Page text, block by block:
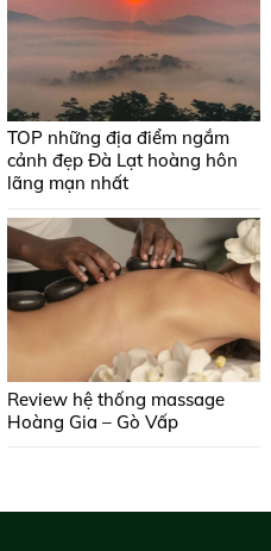
TOP những địa điểm ngắm
cảnh đẹp Đà Lạt hoàng hôn
lãng mạn nhất
Review hệ thống massage
Hoàng Gia – Gò Vấp